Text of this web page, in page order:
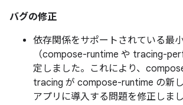
バグの修正
依存関係をサポートされている最
（compose-runtime や tracing-
定しました。これにより、
tracing が compose-runtime の新
アプリに導入する問題を修正しまし